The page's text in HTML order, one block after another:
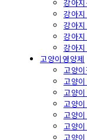
강아
강아
강아
강아
강아
고양이영양제
고양
고양
고양
고양
고양
고양
고양